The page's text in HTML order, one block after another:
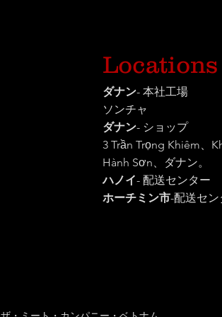
Locations
ダナン- 本社工場
ソンチャ
ダナン- ショップ
3 Trần Trọng Khiêm、
Hành Sơn、ダナン。
ハノイ- 配送センター
ホーチミン市-配送セン